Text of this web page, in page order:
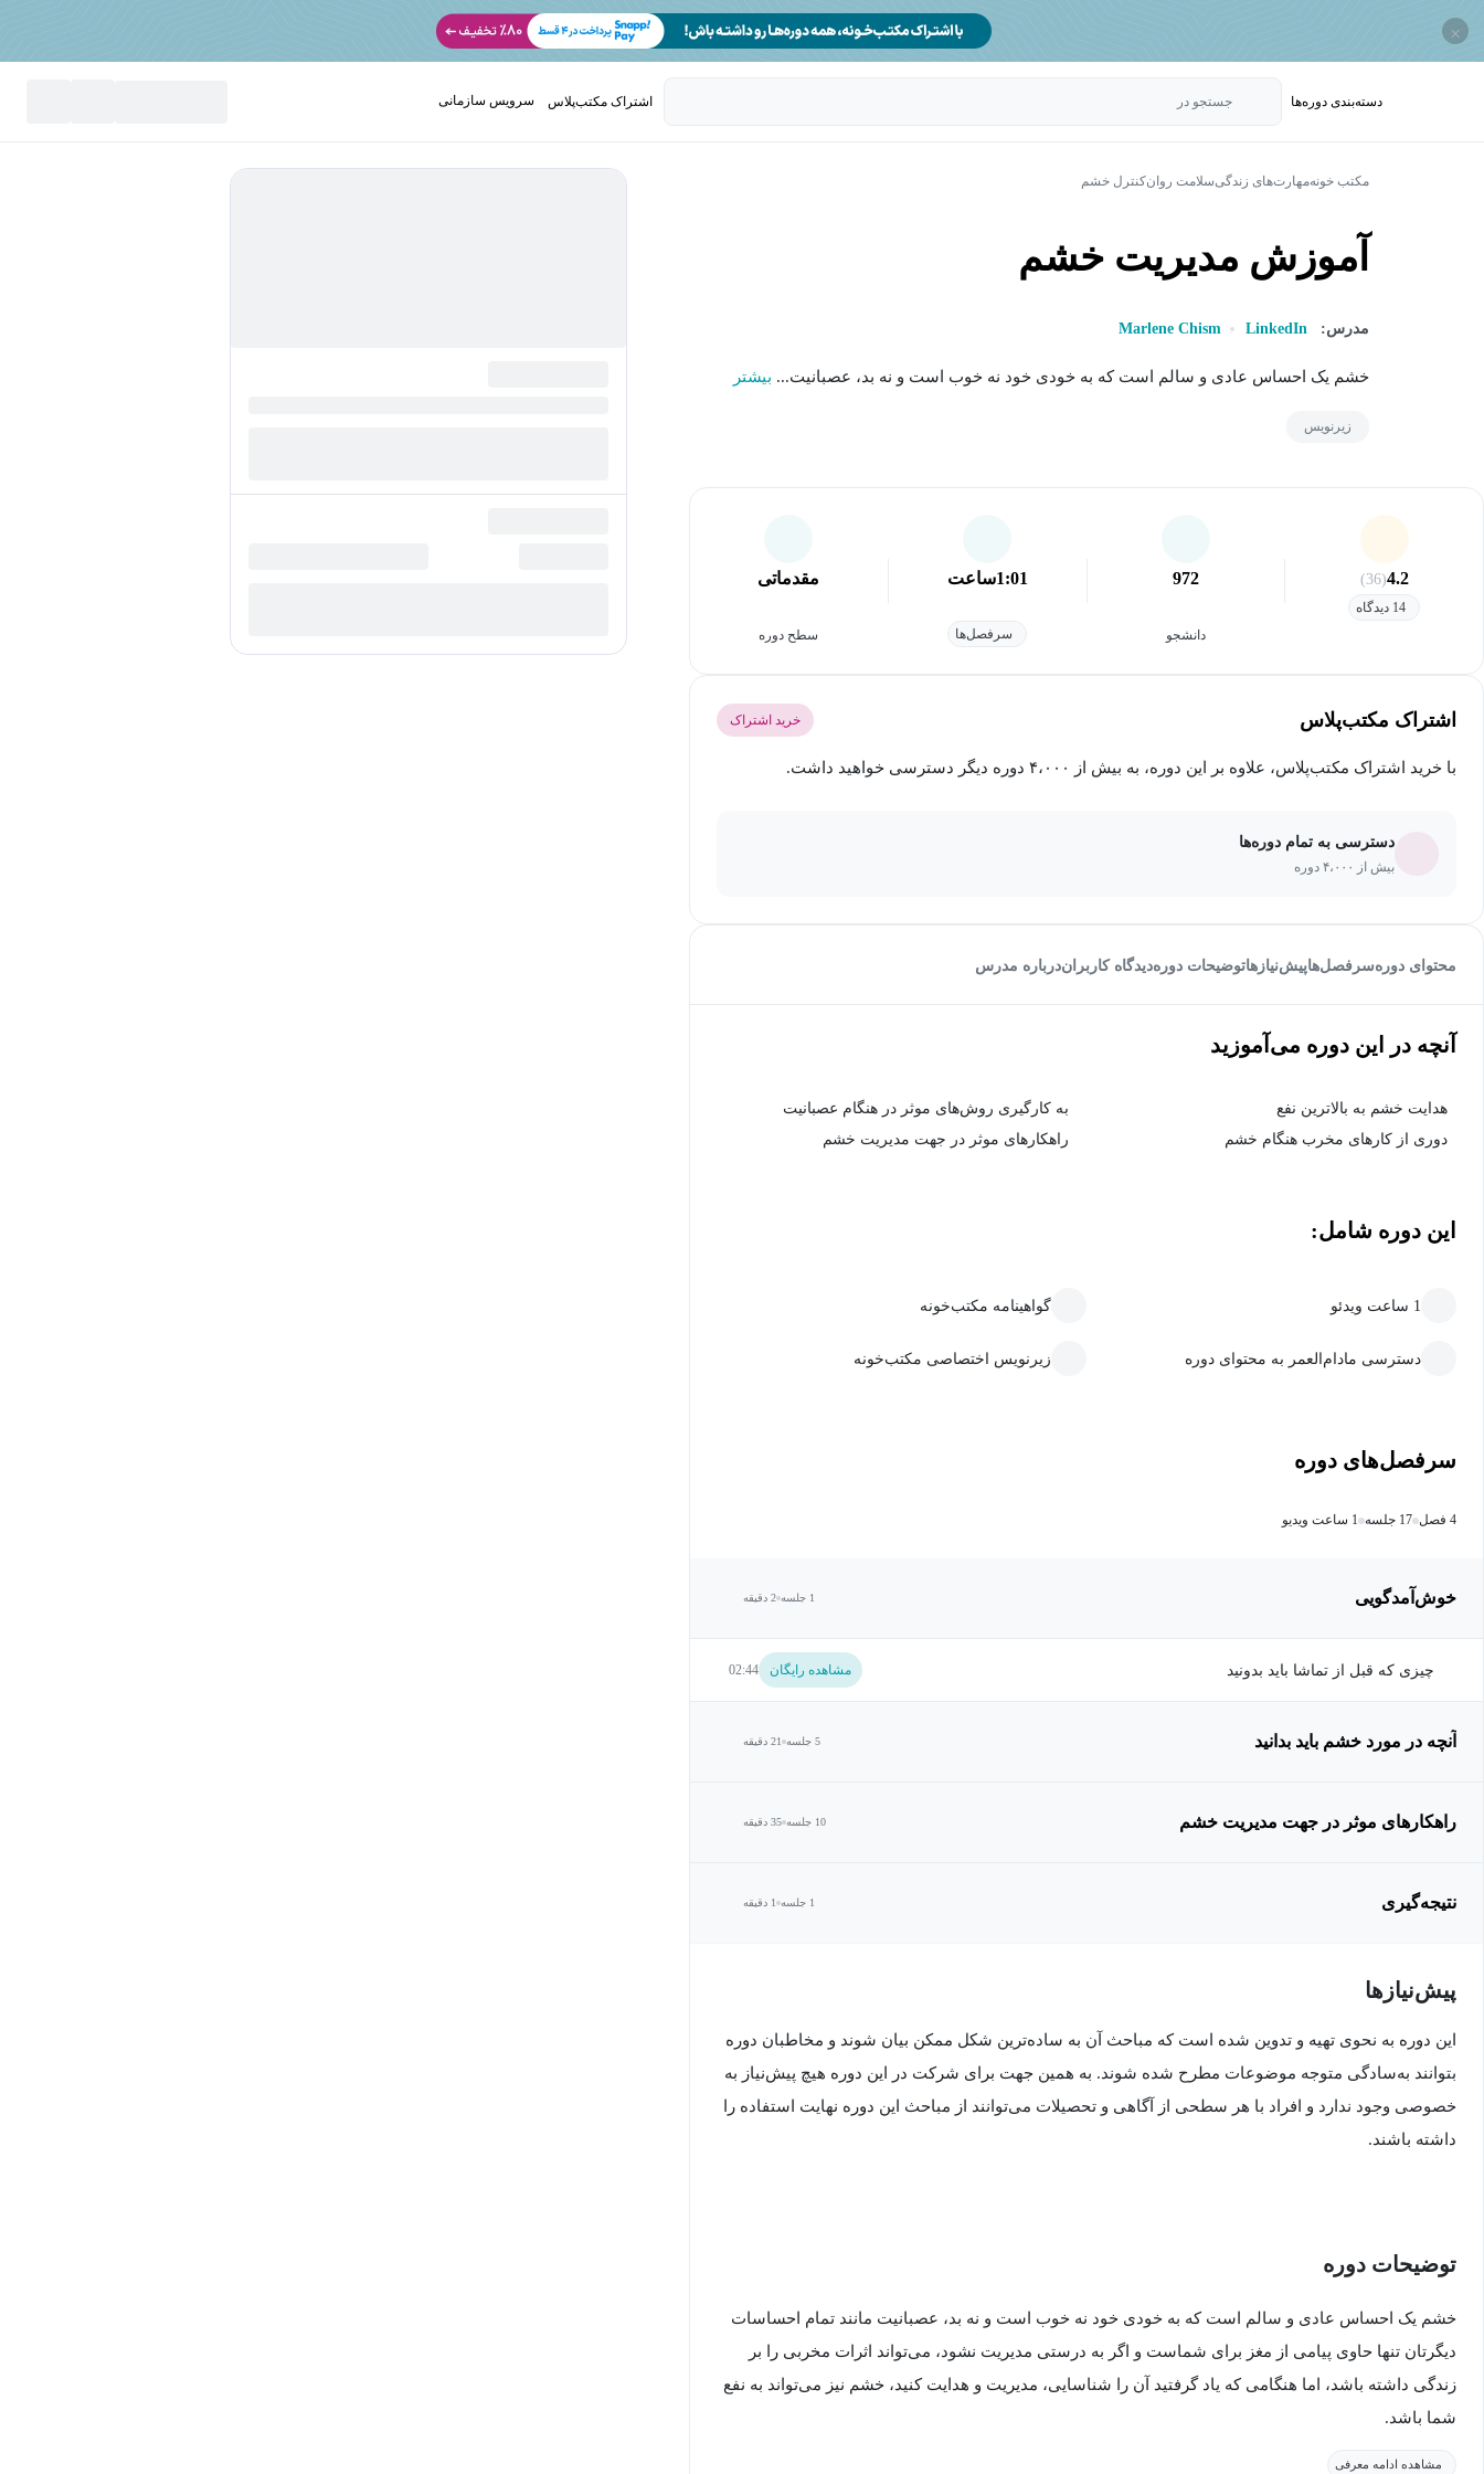
×
دسته‌بندی‌ دوره‌ها جستجو در اشتراک مکتب‌پلاس سرویس سازمانی
مکتب خونهمهارت‌های زندگیسلامت روانکنترل خشم
آموزش مدیریت خشم
مدرس: LinkedIn
Marlene Chism
خشم یک احساس عادی و سالم است که به خودی خود نه خوب است و نه بد، عصبانیت... بیشتر
زیرنویس
4.2
(36)
14 دیدگاه
972
دانشجو
1:01ساعت
سرفصل‌ها
مقدماتی
سطح دوره
اشتراک مکتب‌پلاس خرید اشتراک
با خرید اشتراک مکتب‌پلاس، علاوه بر این دوره، به بیش از ۴،۰۰۰ دوره دیگر دسترسی خواهید داشت.
دسترسی به تمام دوره‌ها
بیش از ۴،۰۰۰ دوره
محتوای دورهسرفصل‌هاپیش‌نیاز‌هاتوضیحات دورهدیدگاه کاربراندرباره مدرس
آنچه در این دوره می‌آموزید
هدایت خشم به بالاترین نفع
به کارگیری روش‌های موثر در هنگام عصبانیت
دوری از کارهای مخرب هنگام خشم
راهکارهای موثر در جهت مدیریت خشم
این دوره شامل:
1 ساعت ویدئو گواهینامه مکتب‌خونه
دسترسی مادام‌العمر به محتوای دوره زیرنویس اختصاصی مکتب‌خونه
سرفصل‌های دوره
4 فصل 17 جلسه 1 ساعت ویدیو
خوش‌آمدگویی 1 جلسه 2 دقیقه
چیزی که قبل از تماشا باید بدونید مشاهده رایگان 02:44
آنچه در مورد خشم باید بدانید 5 جلسه 21 دقیقه
راهکارهای موثر در جهت مدیریت خشم 10 جلسه 35 دقیقه
نتیجه‌گیری 1 جلسه 1 دقیقه
پیش‌نیاز‌ها
این دوره به نحوی تهیه و تدوین شده است که مباحث آن به ساده‌ترین شکل ممکن بیان شوند و مخاطبان دوره
بتوانند به‌سادگی متوجه موضوعات مطرح شده شوند. به همین جهت برای شرکت در این دوره هیچ پیش‌نیاز به
خصوصی وجود ندارد و افراد با هر سطحی از آگاهی و تحصیلات می‌توانند از مباحث این دوره نهایت استفاده را
داشته باشند.
توضیحات دوره
خشم یک احساس عادی و سالم است که به خودی خود نه خوب است و نه بد، عصبانیت مانند تمام احساسات
دیگرتان تنها حاوی پیامی از مغز برای شماست و اگر به درستی مدیریت نشود، می‌تواند اثرات مخربی را بر
زندگی داشته باشد، اما هنگامی که یاد گرفتید آن را شناسایی، مدیریت و هدایت کنید، خشم نیز می‌تواند به نفع
شما باشد.
مشاهده ادامه معرفی